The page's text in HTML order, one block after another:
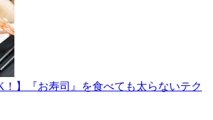
！】『お寿司』を食べても太らないテク